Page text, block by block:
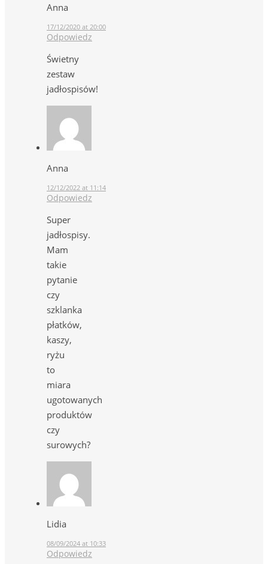
Anna
17/12/2020 at 20:00
Odpowiedz
Świetny
zestaw
jadłospisów!
Anna
12/12/2022 at 11:14
Odpowiedz
Super
jadłospisy.
Mam
takie
pytanie
czy
szklanka
płatków,
kaszy,
ryżu
to
miara
ugotowanych
produktów
czy
surowych?
Lidia
08/09/2024 at 10:33
Odpowiedz